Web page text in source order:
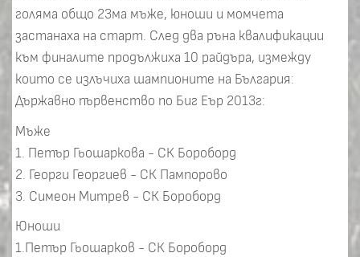
голяма общо 23ма мъже, юноши и момчета
застанаха на старт. След два ръна квалификации
към финалите продължиха 10 райдъра, измежду
които се излъчиха шампионите на България:
Държавно първенство по Биг Еър 2013г:
Мъже
1. Петър Гьошаркова - СК Бороборд
2. Георги Георгиев - СК Пампорово
3. Симеон Митрев - СК Бороборд
Юноши
1.Петър Гьошарков - СК Бороборд